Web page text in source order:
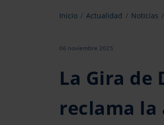
Inicio Actualidad Noticias
06 noviembre 2025
La Gira de
reclama la